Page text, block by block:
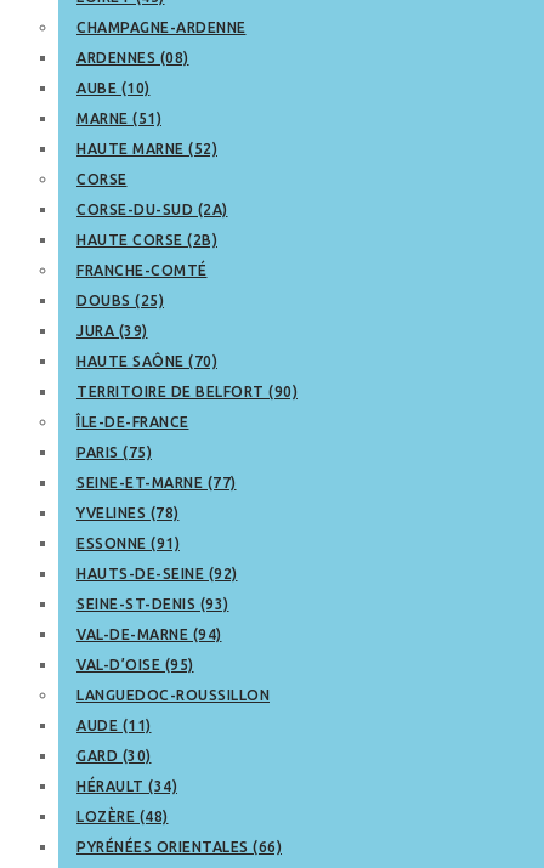
CHAMPAGNE-ARDENNE
ARDENNES (08)
AUBE (10)
MARNE (51)
HAUTE MARNE (52)
CORSE
CORSE-DU-SUD (2A)
HAUTE CORSE (2B)
FRANCHE-COMTÉ
DOUBS (25)
JURA (39)
HAUTE SAÔNE (70)
TERRITOIRE DE BELFORT (90)
ÎLE-DE-FRANCE
PARIS (75)
SEINE-ET-MARNE (77)
YVELINES (78)
ESSONNE (91)
HAUTS-DE-SEINE (92)
SEINE-ST-DENIS (93)
VAL-DE-MARNE (94)
VAL-D’OISE (95)
LANGUEDOC-ROUSSILLON
AUDE (11)
GARD (30)
HÉRAULT (34)
LOZÈRE (48)
PYRÉNÉES ORIENTALES (66)